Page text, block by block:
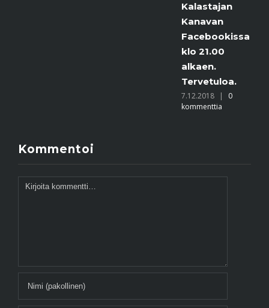
Kalastajan
Kanavan
Facebookissa
klo 21.00
Tervetuloa.
|
0
kommenttia
Kommentoi
Kommentti